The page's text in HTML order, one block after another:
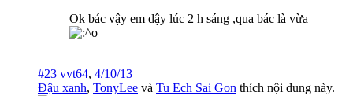
Ok bác vậy em dậy lúc 2 h sáng ,qua bác là vừa
#23 vvt64, 4/10/13
Đậu xanh, TonyLee và Tu Ech Sai Gon thích nội dung này.